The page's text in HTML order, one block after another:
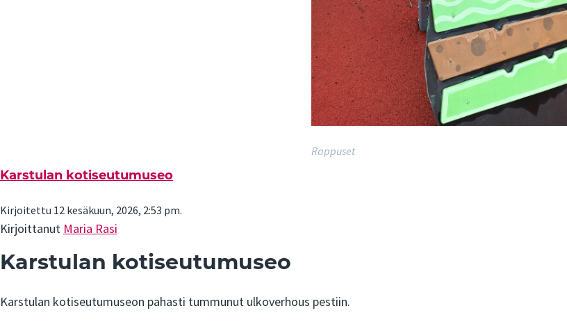
Rappuset
Karstulan kotiseutumuseo
Kirjoitettu 12 kesäkuun, 2026, 2:53 pm.
Kirjoittanut Maria Rasi
Karstulan kotiseutumuseo
Karstulan kotiseutumuseon pahasti tummunut ulkoverhous pestiin.